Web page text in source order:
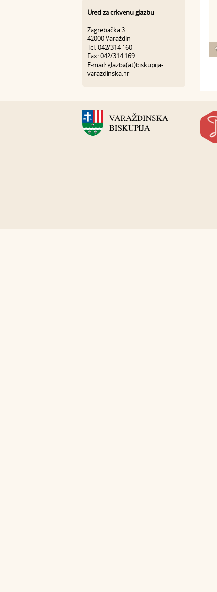
Ured za crkvenu glazbu
Zagrebačka 3
42000 Varaždin
Tel: 042/314 160
Fax: 042/314 169
E-mail: glazba(at)biskupija-
varazdinska.hr